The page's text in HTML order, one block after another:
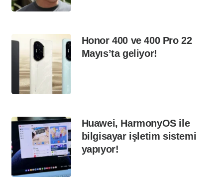
Honor 400 ve 400 Pro 22
Mayıs’ta geliyor!
Huawei, HarmonyOS ile
bilgisayar işletim sistemi
yapıyor!